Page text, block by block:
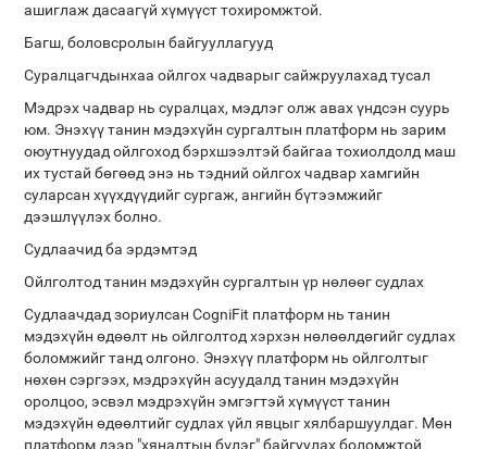
ашиглаж дасаагүй хүмүүст тохиромжтой.
Багш, боловсролын байгууллагууд
Суралцагчдынхаа ойлгох чадварыг сайжруулахад тусал
Мэдрэх чадвар нь суралцах, мэдлэг олж авах үндсэн суурь
юм. Энэхүү танин мэдэхүйн сургалтын платформ нь зарим
оюутнуудад ойлгоход бэрхшээлтэй байгаа тохиолдолд маш
их тустай бөгөөд энэ нь тэдний ойлгох чадвар хамгийн
суларсан хүүхдүүдийг сургаж, ангийн бүтээмжийг
дээшлүүлэх болно.
Судлаачид ба эрдэмтэд
Ойлголтод танин мэдэхүйн сургалтын үр нөлөөг судлах
Судлаачдад зориулсан CogniFit платформ нь танин
мэдэхүйн өдөөлт нь ойлголтод хэрхэн нөлөөлдөгийг судлах
боломжийг танд олгоно. Энэхүү платформ нь ойлголтыг
нөхөн сэргээх, мэдрэхүйн асуудалд танин мэдэхүйн
оролцоо, эсвэл мэдрэхүйн эмгэгтэй хүмүүст танин
мэдэхүйн өдөөлтийг судлах үйл явцыг хялбаршуулдаг. Мөн
платформ дээр "хяналтын бүлэг" байгуулах боломжтой